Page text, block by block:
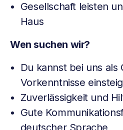
Gesellschaft leisten
Haus
Wen suchen wir?
Du kannst bei uns als
Vorkenntnisse
Zuverlässigkeit und
Gute
deutscher Sprache